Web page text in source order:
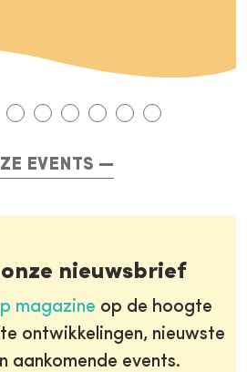
EVENTS
nieuwsbrief
magazine op de hoogte
ontwikkelingen, nieuwste
aankomende events.